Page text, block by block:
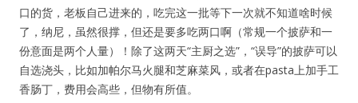
口的货，老板自己进来的，吃完这一批等下一次就不知道啥时候
了，纳尼，虽然很撑，但还是要多吃两口啊（常规一个披萨和一
份意面是两个人量）！除了这两天“主厨之选”，“误导”的披萨可以
自选浇头，比如加帕尔马火腿和芝麻菜风，或者在pasta上加手工
香肠丁，费用会高些，但物有所值。